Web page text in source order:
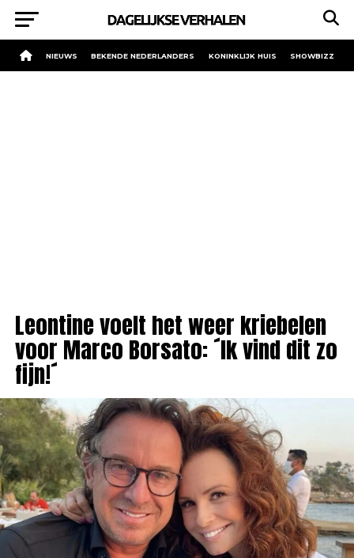
NIEUWS BEKENDE NEDERLANDERS KONINKLIJK HUIS SHOWBIZZ
Leontine voelt het weer kriebelen
voor Marco Borsato: ´Ik vind dit zo
fijn!´